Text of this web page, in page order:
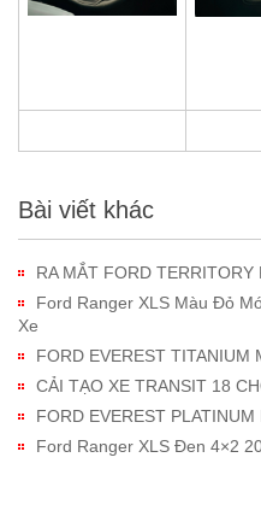
Bài viết khác
RA MẮT FORD
Ford Ranger XLS Màu Đỏ
Xe
FORD EVEREST TITANIUM
CẢI TẠO XE TRANSIT 18
FORD EVEREST PLATINUM
Ford Ranger XLS Đen 4×2